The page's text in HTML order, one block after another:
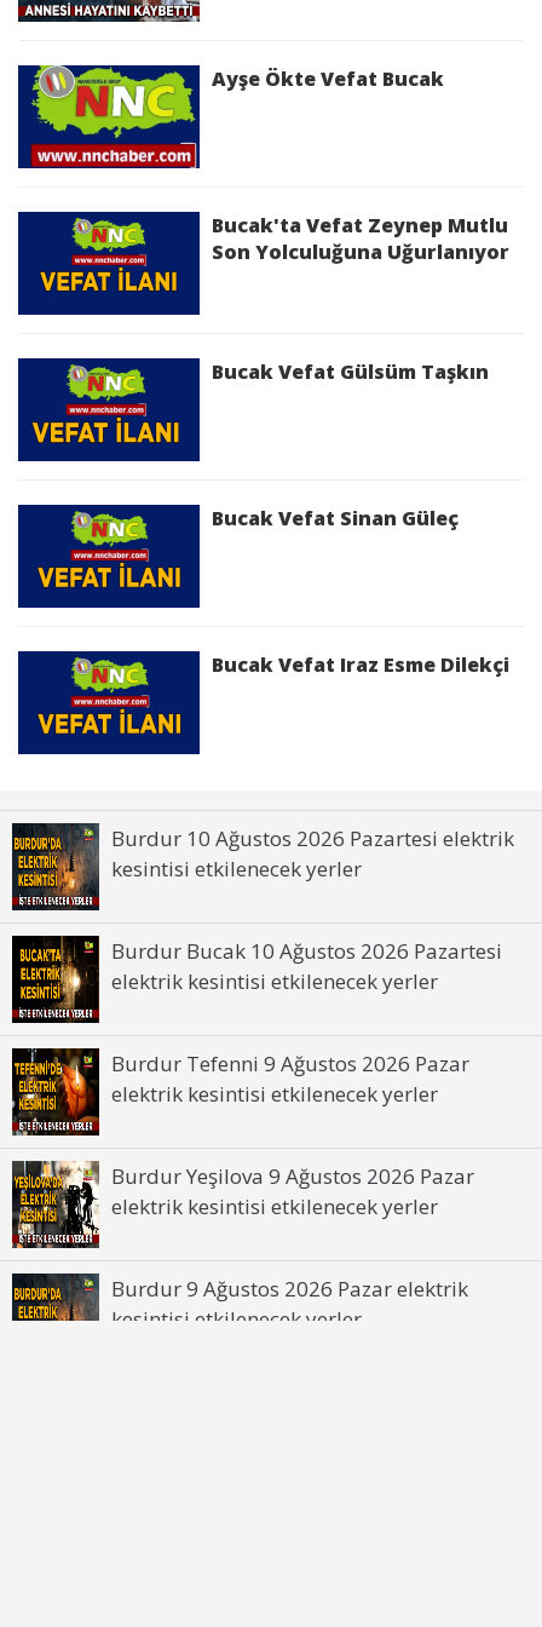
4) Hesap ve ceza (ahiret) gününün Maliki
5) (Allahım!) Yalnız Sana ibadet ederiz ve yalnız
Senden yardım dileriz.
6-7. ) Bizi doğru yola, kendilerine nimet
verdiklerinin yoluna ilet; gazaba
uğrayanlarınkine ve yolunu şaşırıp yoldan
çıkanlarınkine değil.
(Âmin)
Ayşe Ökte Vefat Bucak
Bucak'ta Vefat Zeynep Mutlu
Son Yolculuğuna Uğurlanıyor
Bucak Vefat Gülsüm Taşkın
Bucak Vefat Sinan Güleç
Bucak Vefat Iraz Esme Dilekçi
Burdur 10 Ağustos 2026 Pazartesi elektrik
kesintisi etkilenecek yerler
Burdur Bucak 10 Ağustos 2026 Pazartesi
elektrik kesintisi etkilenecek yerler
Burdur Tefenni 9 Ağustos 2026 Pazar
elektrik kesintisi etkilenecek yerler
Burdur Yeşilova 9 Ağustos 2026 Pazar
elektrik kesintisi etkilenecek yerler
Burdur 9 Ağustos 2026 Pazar elektrik
kesintisi etkilenecek yerler